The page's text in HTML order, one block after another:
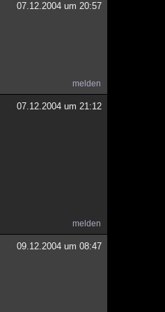
07.12.2004 um 20:57
melden
07.12.2004 um 21:12
melden
09.12.2004 um 08:47